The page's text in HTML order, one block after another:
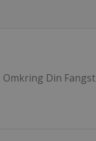
Omkring Din Fangst